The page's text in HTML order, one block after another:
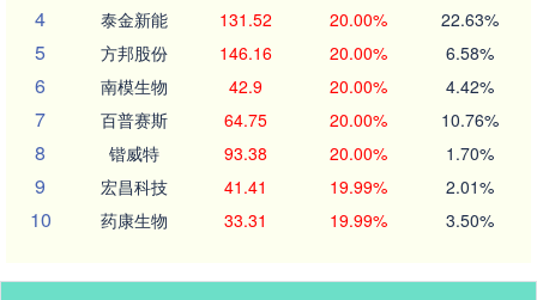
4 泰金新能 131.52 20.00% 22.63%
5 方邦股份 146.16 20.00% 6.58%
6 南模生物 42.9 20.00% 4.42%
7 百普赛斯 64.75 20.00% 10.76%
8 锴威特 93.38 20.00% 1.70%
9 宏昌科技 41.41 19.99% 2.01%
10 药康生物 33.31 19.99% 3.50%